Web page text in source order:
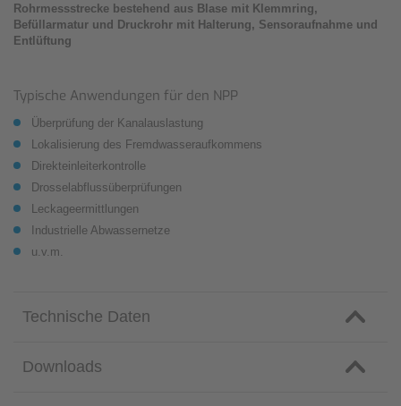
Rohrmessstrecke bestehend aus Blase mit Klemmring,
Befüllarmatur und Druckrohr mit Halterung, Sensoraufnahme und
Entlüftung
Typische Anwendungen für den NPP
Überprüfung der Kanalauslastung
Lokalisierung des Fremdwasseraufkommens
Direkteinleiterkontrolle
Drosselabflussüberprüfungen
Leckageermittlungen
Industrielle Abwassernetze
u.v.m.
Technische Daten
Downloads